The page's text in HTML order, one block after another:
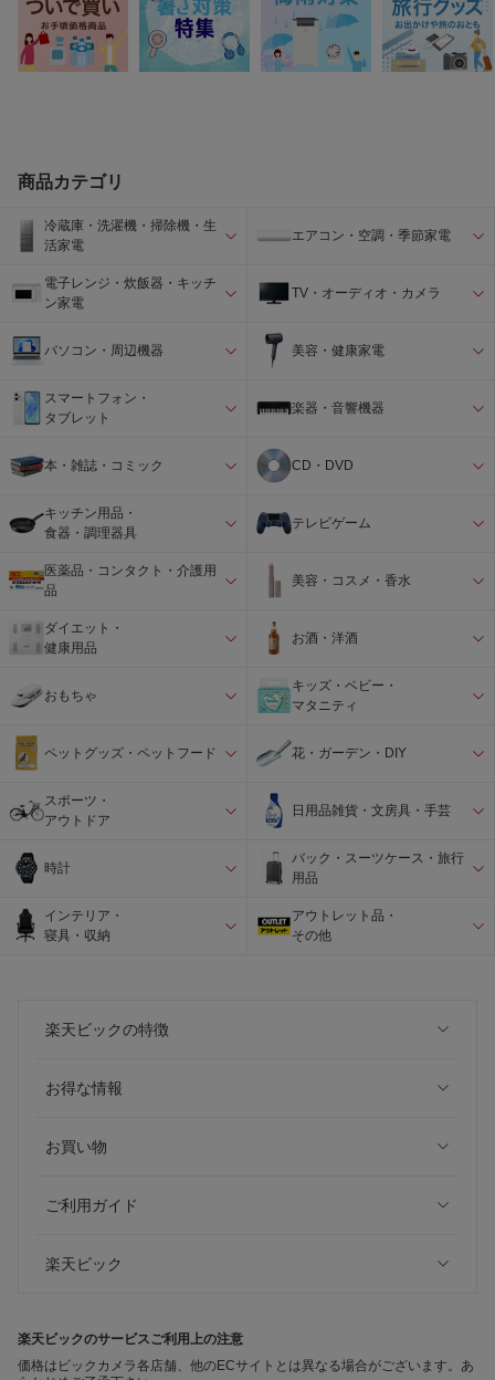
商品カテゴリ
冷蔵庫・洗濯機・掃除機・生
活家電
エアコン・空調・季節家電
電子レンジ・炊飯器・キッチ
ン家電
TV・オーディオ・カメラ
パソコン・周辺機器 美容・健康家電
スマートフォン・
タブレット
楽器・音響機器
本・雑誌・コミック CD・DVD
キッチン用品・
食器・調理器具
テレビゲーム
医薬品・コンタクト・介護用
品
美容・コスメ・香水
ダイエット・
健康用品
お酒・洋酒
おもちゃ
キッズ・ベビー・
マタニティ
ペットグッズ・ペットフード 花・ガーデン・DIY
スポーツ・
アウトドア
日用品雑貨・文房具・手芸
時計
バック・スーツケース・旅行
用品
インテリア・
寝具・収納
アウトレット品・
その他
楽天ビックの特徴
お得な情報
お買い物
ご利用ガイド
楽天ビック
楽天ビックのサービスご利用上の注意
価格はビックカメラ各店舗、他のECサイトとは異なる場合がございます。あ